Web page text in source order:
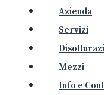
Azienda
Servizi
Mezzi
Info e